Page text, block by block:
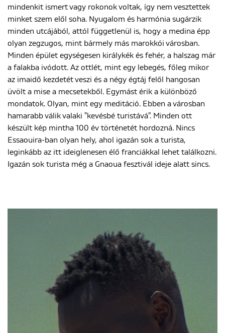
mindenkit ismert vagy rokonok voltak, így nem vesztettek
minket szem elől soha. Nyugalom és harmónia sugárzik
minden utcájából, attól függetlenül is, hogy a medina épp
olyan zegzugos, mint bármely más marokkói városban.
Minden épület egységesen királykék és fehér, a halszag már
a falakba ivódott. Az ottlét, mint egy lebegés, főleg mikor
az imaidő kezdetét veszi és a négy égtáj felől hangosan
üvölt a mise a mecsetekből. Egymást érik a különböző
mondatok. Olyan, mint egy meditáció. Ebben a városban
hamarabb válik valaki "kevésbé turistává". Minden ott
készült kép mintha 100 év történetét hordozná. Nincs
Essaouira-ban olyan hely, ahol igazán sok a turista,
leginkább az itt ideiglenesen élő franciákkal lehet találkozni.
Igazán sok turista még a Gnaoua fesztivál ideje alatt sincs.